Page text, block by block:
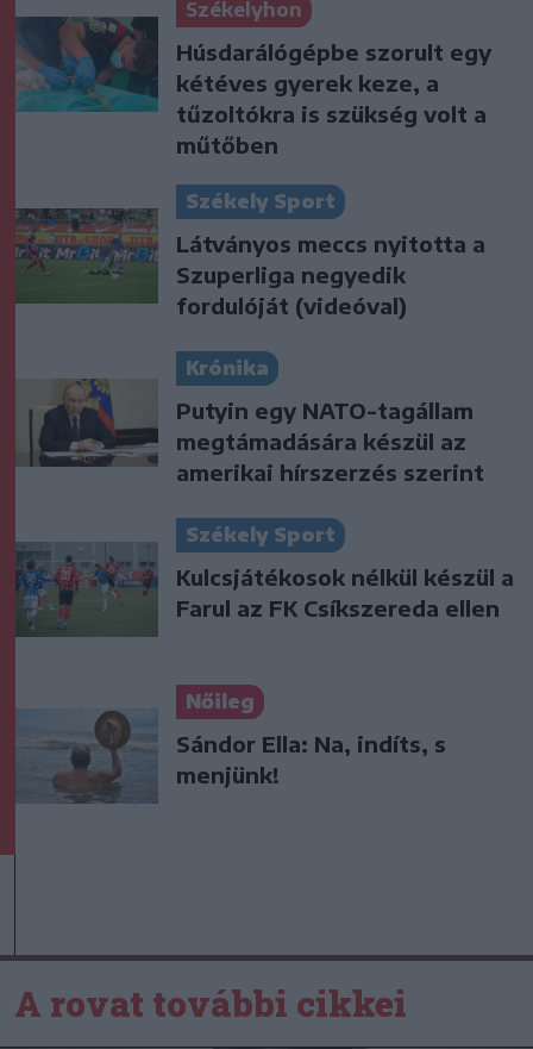
Székelyhon
Húsdarálógépbe szorult egy
kétéves gyerek keze, a
tűzoltókra is szükség volt a
műtőben
Székely Sport
Látványos meccs nyitotta a
Szuperliga negyedik
fordulóját (videóval)
Krónika
Putyin egy NATO-tagállam
megtámadására készül az
amerikai hírszerzés szerint
Székely Sport
Kulcsjátékosok nélkül készül a
Farul az FK Csíkszereda ellen
Nőileg
Sándor Ella: Na, indíts, s
menjünk!
A rovat további cikkei